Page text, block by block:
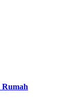
Rumah